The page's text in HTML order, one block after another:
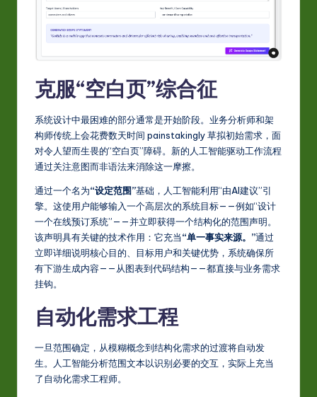
L
in
&
S
克服“空白页”综合征
系统设计中最困难的部分通常是开始阶段。业务分析师和架
构师传统上会花费数天时间 painstakingly 草拟初始需求，面
对令人望而生畏的“空白页”障碍。新的人工智能驱动工作流程
通过关注意图而非语法来消除这一摩擦。
通过一个名为“设定范围”基础，人工智能利用“由AI建议”引
擎。这使用户能够输入一个高层次的系统目标——例如“设计
一个在线预订系统”——并立即获得一个结构化的范围声明。
该声明具有关键的技术作用：它充当“单一事实来源。”通过
立即详细说明核心目的、目标用户和关键优势，系统确保所
有下游生成内容——从图表到代码结构——都直接与业务需求
挂钩。
自动化需求工程
一旦范围确定，从模糊概念到结构化需求的过渡将自动发
生。人工智能分析范围文本以识别必要的交互，实际上充当
了自动化需求工程师。